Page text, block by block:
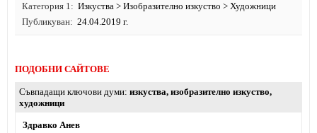
Категория 1
Изкуства > Изобразително изкуство > Художници
Публикуван
24.04.2019 г.
ПОДОБНИ САЙТОВЕ
Съвпадащи ключови думи изкуства, изобразително изкуство,
художници
Здравко Анев